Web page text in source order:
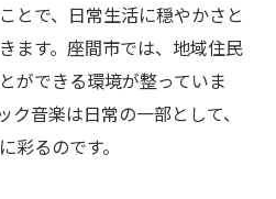
とで、日常生活に穏やかさと
ます。座間市では、地域住民
ができる環境が整っていま
ク音楽は日常の一部として、
彩るのです。